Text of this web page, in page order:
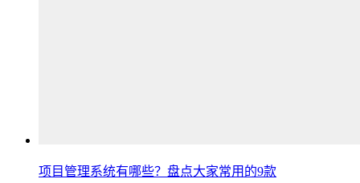
项目管理系统有哪些？盘点大家常用的9款